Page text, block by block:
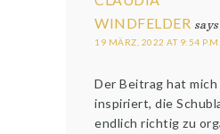
WINDFELDER says
19 MÄRZ, 2022 AT 9:54 P.M.
Der Beitrag hat mich
inspiriert, die
endlich richtig zu